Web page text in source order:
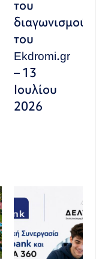
του
διαγωνισμού
του
Ekdromi.gr
– 13
Ιουλίου
2026